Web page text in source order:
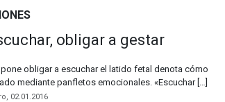
obligar a gestar
obligar a escuchar el latido fetal denota cómo
mediante panfletos emocionales. «Escuchar […]
02.01.2016